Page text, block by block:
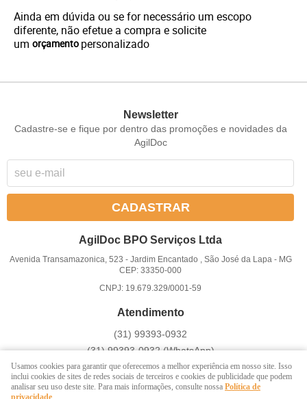
Ainda em dúvida ou se for necessário um escopo
diferente, não efetue a compra e solicite
um orçamento personalizado
Newsletter
Cadastre-se e fique por dentro das promoções e novidades da
AgilDoc
CADASTRAR
AgilDoc BPO Serviços Ltda
Avenida Transamazonica, 523 - Jardim Encantado , São José da Lapa- MG
CEP: 33350-000
CNPJ: 19.679.329/0001-59
Atendimento
(31) 99393-0932
(31)99393-0932(WhatsApp)
Atendemos somente em dias úteis de Segunda à Sexta-feira das
8 ás 17h
Usamos cookies para garantir que oferecemos a melhor experiência em nosso site. Isso
inclui cookies de sites de redes sociais de terceiros e cookies de publicidade que podem
analisar seu uso deste site. Para mais informações, consulte nossa Política de
privacidade